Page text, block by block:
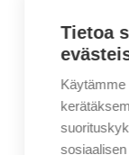
Nimi*
Tietoa